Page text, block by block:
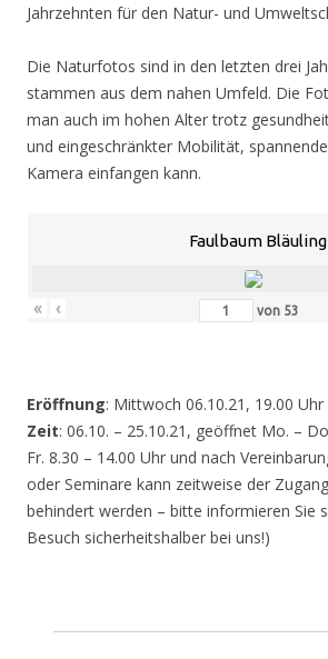
Jahrzehnten für den Natur- und
Die Naturfotos sind in den letzten drei
stammen aus dem nahen Umfeld. Die
man auch im hohen Alter trotz
und eingeschränkter Mobilität,
Kamera einfangen kann.
Faulbaum Bläuling
« ‹ von 53
Eröffnung: Mittwoch 06.10.21, 19.00 Uhr
Zeit: 06.10. – 25.10.21, geöffnet Mo. –
Fr. 8.30 – 14.00 Uhr und nach
oder Seminare kann zeitweise der
behindert werden – bitte informieren Sie
Besuch sicherheitshalber bei uns!)